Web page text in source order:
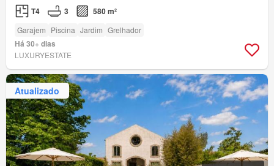
T4 3 580 m²
Garajem Piscina Jardim Grelhador
Há 30+ dias
LUXURYESTATE
Atualizado